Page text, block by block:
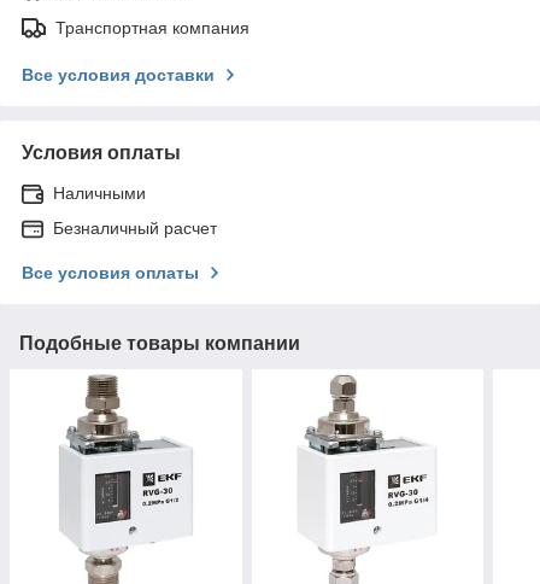
Транспортная компания
Все условия доставки
Условия оплаты
Наличными
Безналичный расчет
Все условия оплаты
Подобные товары компании